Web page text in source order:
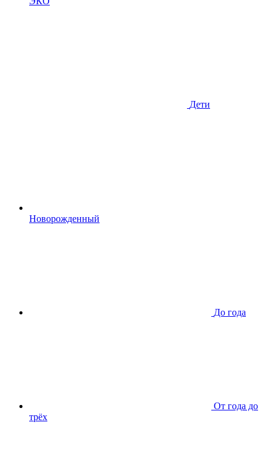
Дети
Новорожденный
До года
От года до
трёх